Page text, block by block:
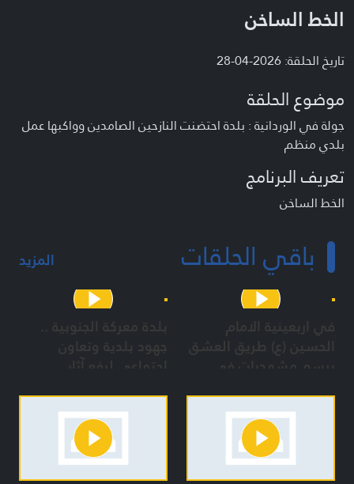
الخط الساخن
تاريخ الحلقة: 2026-04-28
موضوع الحلقة
جولة في الوردانية : بلدة احتضنت النازحين الصامدين وواكبها عمل
بلدي منظم
تعريف البرنامج
الخط الساخن
باقي الحلقات المزيد
في اربعينية الامام
الحسين (ع) طريق العشق
يرسم مشهديات في
بلدة معركة الجنوبية ..
جهود بلدية وتعاون
إجتماعي لرفع آثار
والمجازر الصهيونية